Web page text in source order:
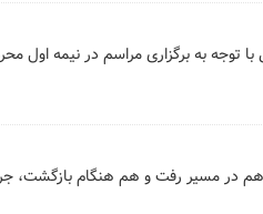
توجه به برگزاری مراسم در نیمه اول
در مسیر رفت و هم هنگام بازگشت،